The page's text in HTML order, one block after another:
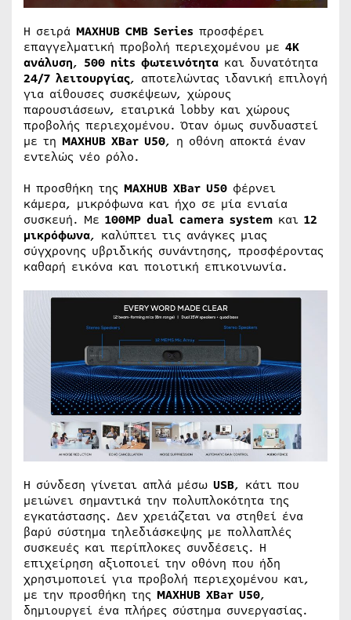
Η σειρά MAXHUB CMB Series προσφέρει
επαγγελματική προβολή περιεχομένου με 4K
ανάλυση, 500 nits φωτεινότητα και δυνατότητα
24/7 λειτουργίας, αποτελώντας ιδανική επιλογή
για αίθουσες συσκέψεων, χώρους
παρουσιάσεων, εταιρικά lobby και χώρους
προβολής περιεχομένου. Όταν όμως συνδυαστεί
με τη MAXHUB XBar U50, η οθόνη αποκτά έναν
εντελώς νέο ρόλο.
Η προσθήκη της MAXHUB XBar U50 φέρνει
κάμερα, μικρόφωνα και ήχο σε μία ενιαία
συσκευή. Με 100MP dual camera system και 12
μικρόφωνα, καλύπτει τις ανάγκες μιας
σύγχρονης υβριδικής συνάντησης, προσφέροντας
καθαρή εικόνα και ποιοτική επικοινωνία.
Η σύνδεση γίνεται απλά μέσω USB, κάτι που
μειώνει σημαντικά την πολυπλοκότητα της
εγκατάστασης. Δεν χρειάζεται να στηθεί ένα
βαρύ σύστημα τηλεδιάσκεψης με πολλαπλές
συσκευές και περίπλοκες συνδέσεις. Η
επιχείρηση αξιοποιεί την οθόνη που ήδη
χρησιμοποιεί για προβολή περιεχομένου και,
με την προσθήκη της MAXHUB XBar U50,
δημιουργεί ένα πλήρες σύστημα συνεργασίας.